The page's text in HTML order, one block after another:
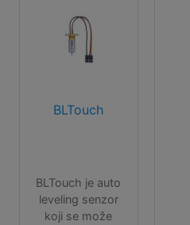
BLTouch
BLTouch je auto
leveling senzor
koji se može